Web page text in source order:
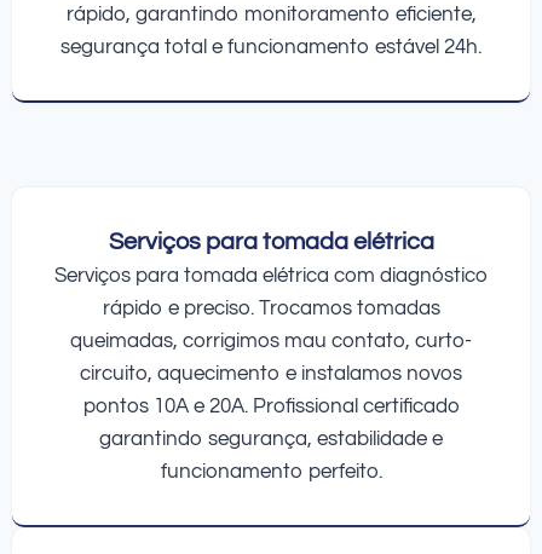
rápido, garantindo monitoramento eficiente,
segurança total e funcionamento estável 24h.
Serviços para tomada elétrica
Serviços para tomada elétrica com diagnóstico
rápido e preciso. Trocamos tomadas
queimadas, corrigimos mau contato, curto-
circuito, aquecimento e instalamos novos
pontos 10A e 20A. Profissional certificado
garantindo segurança, estabilidade e
funcionamento perfeito.